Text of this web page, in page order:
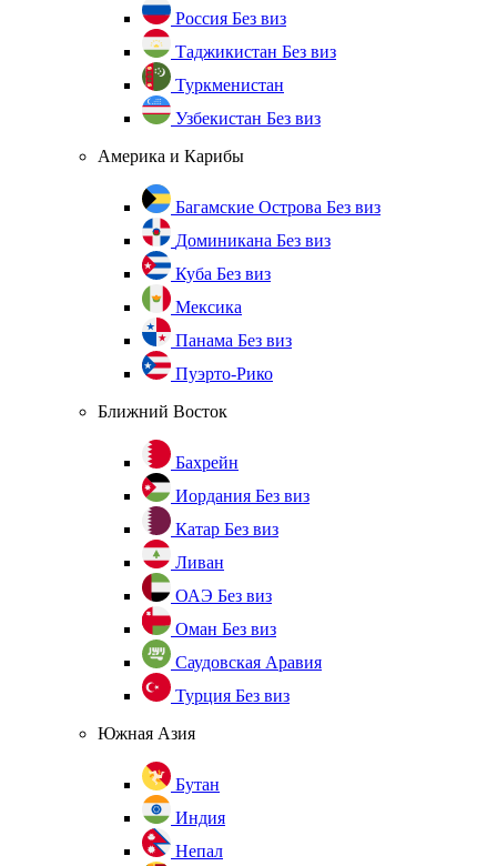
Россия Без виз
Таджикистан Без виз
Туркменистан
Узбекистан Без виз
Америка и Карибы
Багамские Острова Без виз
Доминикана Без виз
Куба Без виз
Мексика
Панама Без виз
Пуэрто-Рико
Ближний Восток
Бахрейн
Иордания Без виз
Катар Без виз
Ливан
ОАЭ Без виз
Оман Без виз
Саудовская Аравия
Турция Без виз
Южная Азия
Бутан
Индия
Непал